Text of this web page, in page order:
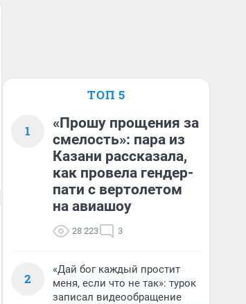
ТОП 5
1
«Прошу прощения за
смелость»: пара из
Казани рассказала,
как провела гендер-
пати с вертолетом
на авиашоу
28 223 3
2
«Дай бог каждый простит
меня, если что не так»: турок
записал видеообращение